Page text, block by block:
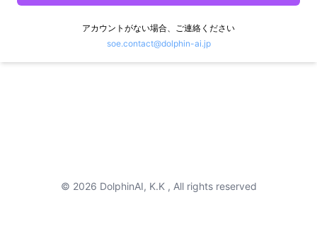
アカウントがない場合、ご連絡ください
soe.contact@dolphin-ai.jp
© 2026 DolphinAI, K.K , All rights reserved